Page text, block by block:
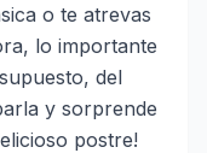
o te atrevas
lo importante
del
y sorprende
postre!